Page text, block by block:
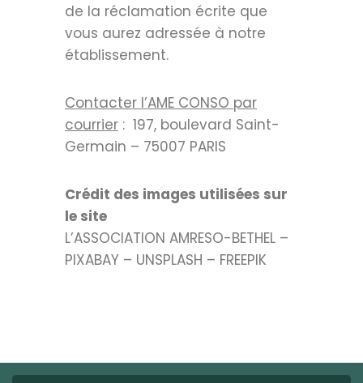
de la réclamation écrite que
vous aurez adressée à notre
établissement.
Contacter l’AME CONSO par
courrier : 197, boulevard Saint-
Germain – 75007 PARIS
Crédit des images utilisées sur
le site
L’ASSOCIATION AMRESO-BETHEL –
PIXABAY – UNSPLASH – FREEPIK